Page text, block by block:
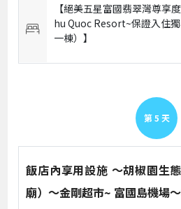
【絕美五星富國翡翠灣尊享
hu Quoc Resort~保證入住
一棟）】
第 5 天
飯店內享用設施 ～胡椒園生
廟）～金剛超市~ 富國島機場